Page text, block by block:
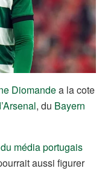
Diomandea la cote
, du Bayern
média portugais
aussi figurer